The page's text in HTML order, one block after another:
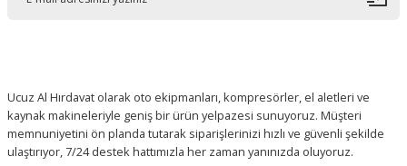
Ucuz Al Hırdavat olarak oto ekipmanları, kompresörler, el aletleri ve
kaynak makineleriyle geniş bir ürün yelpazesi sunuyoruz. Müşteri
memnuniyetini ön planda tutarak siparişlerinizi hızlı ve güvenli şekilde
ulaştırıyor, 7/24 destek hattımızla her zaman yanınızda oluyoruz.